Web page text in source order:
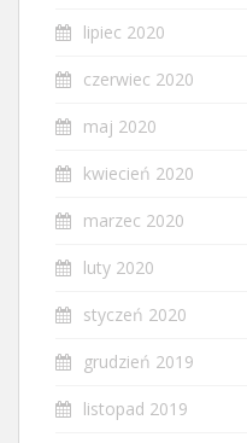
lipiec 2020
czerwiec 2020
maj 2020
kwiecień 2020
marzec 2020
luty 2020
styczeń 2020
grudzień 2019
listopad 2019